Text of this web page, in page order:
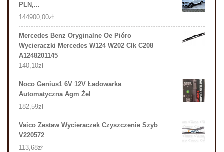
PLN,...
144900,00zł
Mercedes Benz Oryginalne Oe Pióro
Wycieraczki Mercedes W124 W202 Clk C208
A1248201145
140,10zł
Noco Genius1 6V 12V Ładowarka
Automatyczna Agm Żel
182,59zł
Vaico Zestaw Wycieraczek Czyszczenie Szyb
V220572
113,68zł